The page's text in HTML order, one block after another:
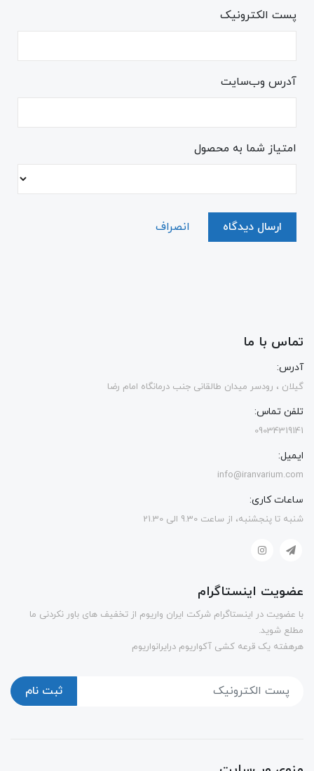
پست الکترونیک
آدرس وب‌سایت
امتیاز شما به محصول
ارسال دیدگاه انصراف
تماس با ما
آدرس:
گیلان ، رودسر میدان طالقانی جنب درمانگاه امام رضا
تلفن تماس:
09034319141
ایمیل:
info@iranvarium.com
ساعات کاری:
شنبه تا پنجشنبه، از ساعت 9.30 الی 21.30
عضویت اینستاگرام
با عضویت در اینستاگرام شرکت ایران واریوم از تخفیف های باور نکردنی ما
مطلع شوید.
هرهفته یک قرعه کشی آکواریوم درایرانواریوم
ثبت نام